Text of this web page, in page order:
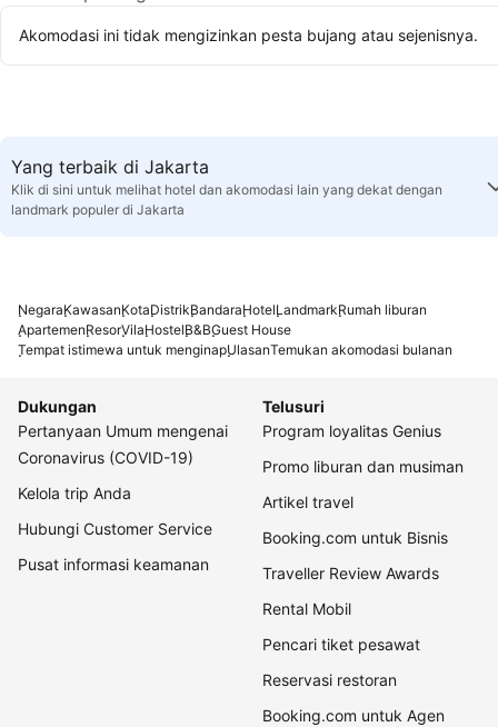
Akomodasi ini tidak mengizinkan pesta bujang atau sejenisnya.
Yang terbaik di Jakarta
Klik di sini untuk melihat hotel dan akomodasi lain yang dekat dengan
landmark populer di Jakarta
NegaraKawasanKotaDistrikBandaraHotelLandmarkRumah liburan
ApartemenResorVilaHostelB&BGuest House
Tempat istimewa untuk menginapUlasanTemukan akomodasi bulanan
Dukungan
Pertanyaan Umum mengenai
Coronavirus (COVID-19)
Kelola trip Anda
Hubungi Customer Service
Pusat informasi keamanan
Telusuri
Program loyalitas Genius
Promo liburan dan musiman
Artikel travel
Booking.com untuk Bisnis
Traveller Review Awards
Rental Mobil
Pencari tiket pesawat
Reservasi restoran
Booking.com untuk Agen